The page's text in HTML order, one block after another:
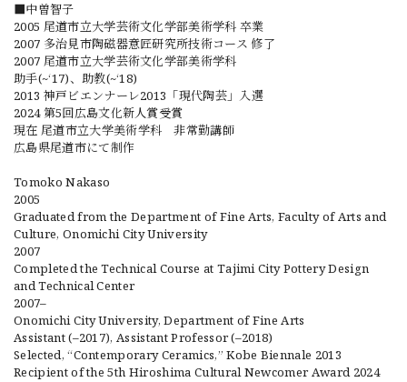
■中曽智子
2005 尾道市立大学芸術文化学部美術学科 卒業
2007 多治見市陶磁器意匠研究所技術コース 修了
2007 尾道市立大学芸術文化学部美術学科
助手(~‘17)、助教(~‘18)
2013 神戸ビエンナーレ2013「現代陶芸」入選
2024 第5回広島文化新人賞受賞
現在 尾道市立大学美術学科 非常勤講師
広島県尾道市にて制作
Tomoko Nakaso
2005
Graduated from the Department of Fine Arts, Faculty of Arts and
Culture, Onomichi City University
2007
Completed the Technical Course at Tajimi City Pottery Design
and Technical Center
2007–
Onomichi City University, Department of Fine Arts
Assistant (–2017), Assistant Professor (–2018)
Selected, “Contemporary Ceramics,” Kobe Biennale 2013
Recipient of the 5th Hiroshima Cultural Newcomer Award 2024